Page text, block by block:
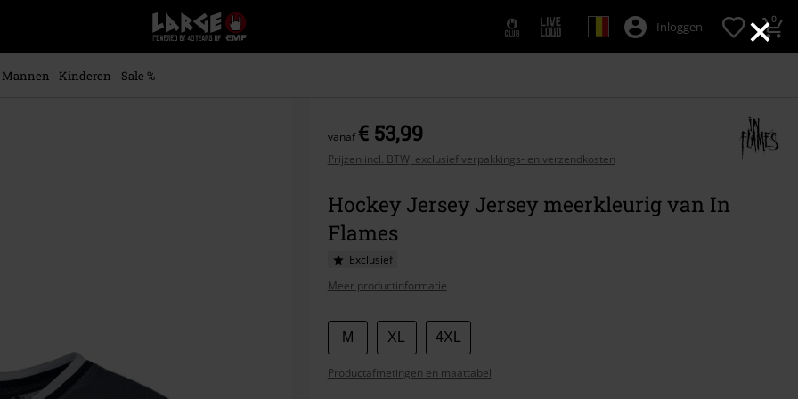
×
Large
–
Muziek-,
Inloggen 0
Mannen Kinderen
Sale %
vanaf€ 53,99
Prijzen incl. BTW, exclusief verpakkings- en verzendkosten
Hockey Jersey Jersey meerkleurig van In
Flames
Exclusief
Meer productinformatie
Kies
je
maat
M XL 4XL
Productafmetingen en maattabel